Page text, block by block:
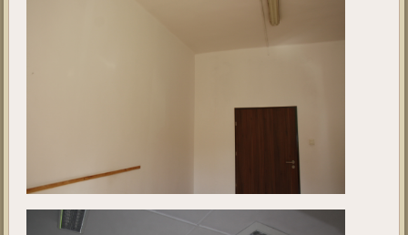
Ebben a galériában a projekt megvalósulási helyszínét tekinthetik
meg a projekt megkezdésekor. A fotók 2019. május hónapban
készültek.